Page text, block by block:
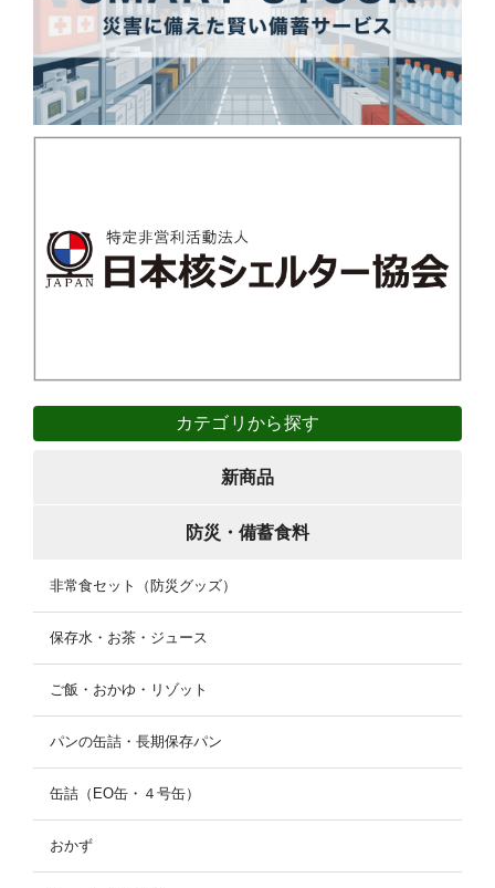
カテゴリから探す
新商品
防災・備蓄食料
非常食セット（防災グッズ）
保存水・お茶・ジュース
ご飯・おかゆ・リゾット
パンの缶詰・長期保存パン
缶詰（EO缶・４号缶）
おかず